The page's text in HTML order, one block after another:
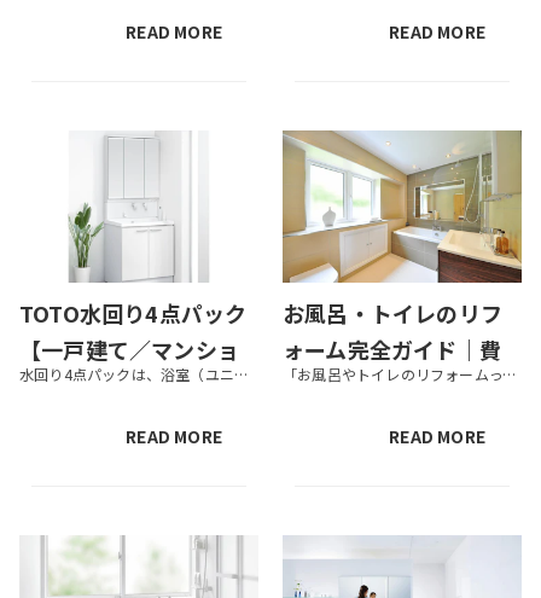
READ MORE READ MORE
TOTO水回り4点パック
【一戸建て／マンショ
ン向け】｜ラインナッ水回り4点パックは、浴室（ユニットバス）、トイレ、洗面化粧台、クロスの交換がセットになったリフォームプランです。カインズではトイレで有名な住設機器メーカーの「TOTO」の製品で揃えた水回り4点パックを取り扱っています。 ...
READ MORE
お風呂・トイレのリフ
ォーム完全ガイド｜費
用相場・工事の流れ・「お風呂やトイレのリフォームっていつするべき？」「費用はどれくらい？」と気になっている方も多いでしょう。水回りは暮らしの快適さや衛生面に直結するため、リフォーム内容を慎重に検討する必要があります。 この記事では、お風呂・...
READ MORE